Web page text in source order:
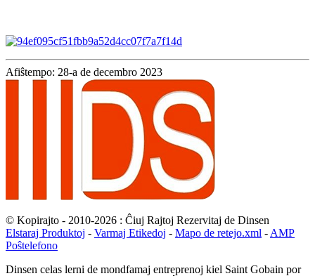
Afiŝtempo: 28-a de decembro 2023
© Kopirajto - 2010-2026 : Ĉiuj Rajtoj Rezervitaj de Dinsen
Elstaraj Produktoj - Varmaj Etikedoj - Mapo de retejo.xml - AMP
Poŝtelefono
Dinsen celas lerni de mondfamaj entreprenoj kiel Saint Gobain por